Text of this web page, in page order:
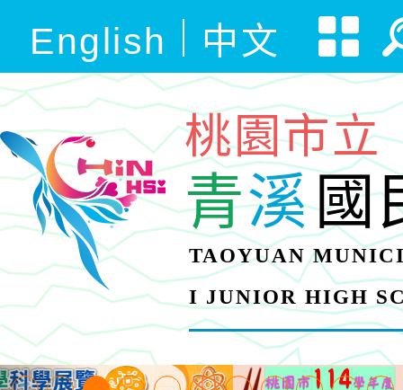
English 中文
桃園市立
青溪國
TAOYUAN
I JUNIOR HIGH